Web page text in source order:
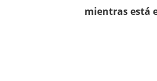
mientras está